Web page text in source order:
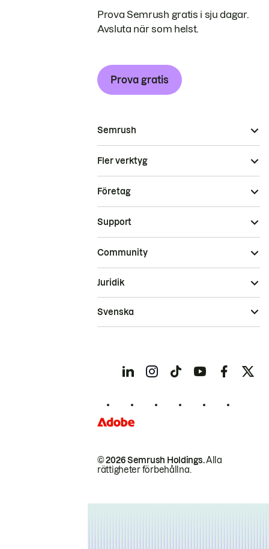
Prova Semrush gratis i sju dagar.
Avsluta när som helst.
Prova gratis
Semrush
Fler verktyg
Företag
Support
Community
© 2026 Semrush Holdings.Alla
rättigheter förbehållna.
Juridik
Svenska